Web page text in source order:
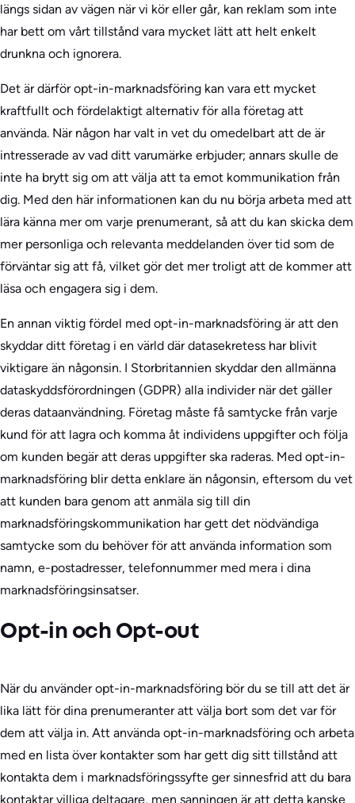
längs sidan av vägen när vi kör eller går, kan reklam som inte
har bett om vårt tillstånd vara mycket lätt att helt enkelt
drunkna och ignorera.
Det är därför opt-in-marknadsföring kan vara ett mycket
kraftfullt och fördelaktigt alternativ för alla företag att
använda. När någon har valt in vet du omedelbart att de är
intresserade av vad ditt varumärke erbjuder; annars skulle de
inte ha brytt sig om att välja att ta emot kommunikation från
dig. Med den här informationen kan du nu börja arbeta med att
lära känna mer om varje prenumerant, så att du kan skicka dem
mer personliga och relevanta meddelanden över tid som de
förväntar sig att få, vilket gör det mer troligt att de kommer att
läsa och engagera sig i dem.
En annan viktig fördel med opt-in-marknadsföring är att den
skyddar ditt företag i en värld där datasekretess har blivit
viktigare än någonsin. I Storbritannien skyddar den allmänna
dataskyddsförordningen (GDPR) alla individer när det gäller
deras dataanvändning. Företag måste få samtycke från varje
kund för att lagra och komma åt individens uppgifter och följa
om kunden begär att deras uppgifter ska raderas. Med opt-in-
marknadsföring blir detta enklare än någonsin, eftersom du vet
att kunden bara genom att anmäla sig till din
marknadsföringskommunikation har gett det nödvändiga
samtycke som du behöver för att använda information som
namn, e-postadresser, telefonnummer med mera i dina
marknadsföringsinsatser.
Opt-in och Opt-out
När du använder opt-in-marknadsföring bör du se till att det är
lika lätt för dina prenumeranter att välja bort som det var för
dem att välja in. Att använda opt-in-marknadsföring och arbeta
med en lista över kontakter som har gett dig sitt tillstånd att
kontakta dem i marknadsföringssyfte ger sinnesfrid att du bara
kontaktar villiga deltagare, men sanningen är att detta kanske